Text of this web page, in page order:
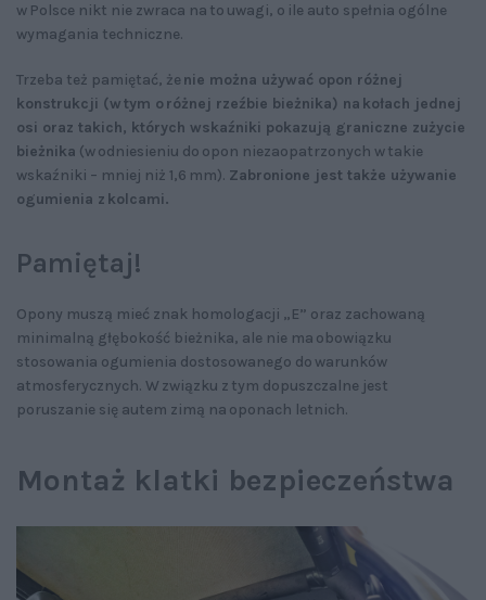
w Polsce nikt nie zwraca na to uwagi, o ile auto spełnia ogólne
wymagania techniczne.
Trzeba też pamiętać, że nie można używać opon różnej
konstrukcji (w tym o różnej rzeźbie bieżnika) na kołach jednej
osi oraz takich, których wskaźniki pokazują graniczne zużycie
bieżnika (w odniesieniu do opon niezaopatrzonych w takie
wskaźniki – mniej niż 1,6 mm). Zabronione jest także używanie
ogumienia z kolcami.
Pamiętaj!
Opony muszą mieć znak homologacji „E” oraz zachowaną
minimalną głębokość bieżnika, ale nie ma obowiązku
stosowania ogumienia dostosowanego do warunków
atmosferycznych. W związku z tym dopuszczalne jest
poruszanie się autem zimą na oponach letnich.
Montaż klatki bezpieczeństwa